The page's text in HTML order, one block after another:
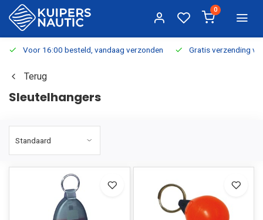
0
Voor 16:00 besteld, vandaag verzonden Gratis verzending
Terug
Sleutelhangers